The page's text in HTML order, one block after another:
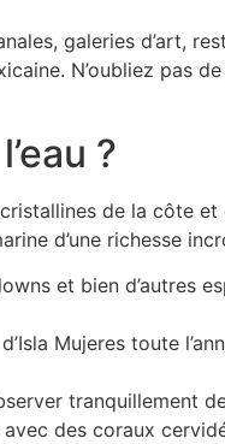
galeries d’art,
N’oubliez pas
?
de la côte
d’une richesse
et bien d’autres
Mujeres toute
tranquillement
des coraux